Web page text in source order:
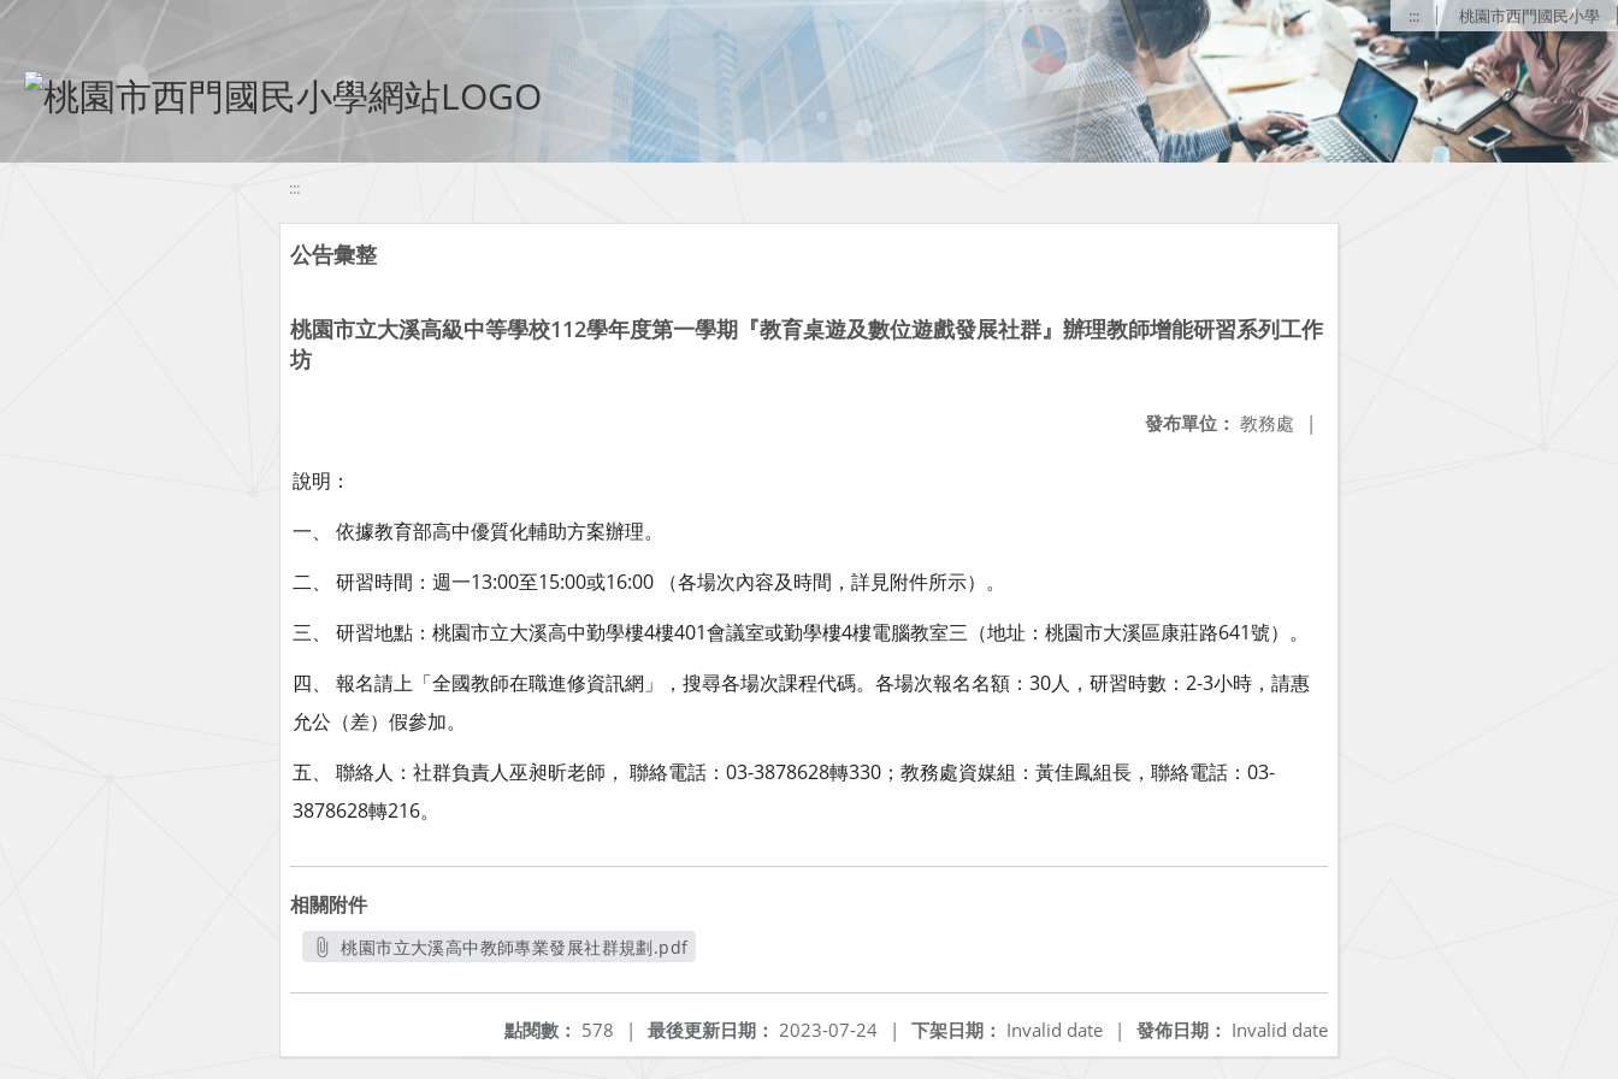
移至網頁之主要內容區位置 ::: 桃園市西門國民小學
:::
公告彙整
桃園市立大溪高級中等學校112學年度第一學期『教育桌遊及數位遊戲發展社群』辦理教師增能研習系列工作
坊
發布單位： 教務處 |
說明：
一、 依據教育部高中優質化輔助方案辦理。
二、 研習時間：週一13:00至15:00或16:00 （各場次內容及時間，詳見附件所示）。
三、 研習地點：桃園市立大溪高中勤學樓4樓401會議室或勤學樓4樓電腦教室三（地址：桃園市大溪區康莊路641號）。
四、 報名請上「全國教師在職進修資訊網」，搜尋各場次課程代碼。各場次報名名額：30人，研習時數：2-3小時，請惠
允公（差）假參加。
五、 聯絡人：社群負責人巫昶昕老師， 聯絡電話：03-3878628轉330；教務處資媒組：黃佳鳳組長，聯絡電話：03-
3878628轉216。
相關附件
桃園市立大溪高中教師專業發展社群規劃.pdf
發佈日期： Invalid date
下架日期： Invalid date |
最後更新日期： 2023-07-24 |
點閱數： 578 |